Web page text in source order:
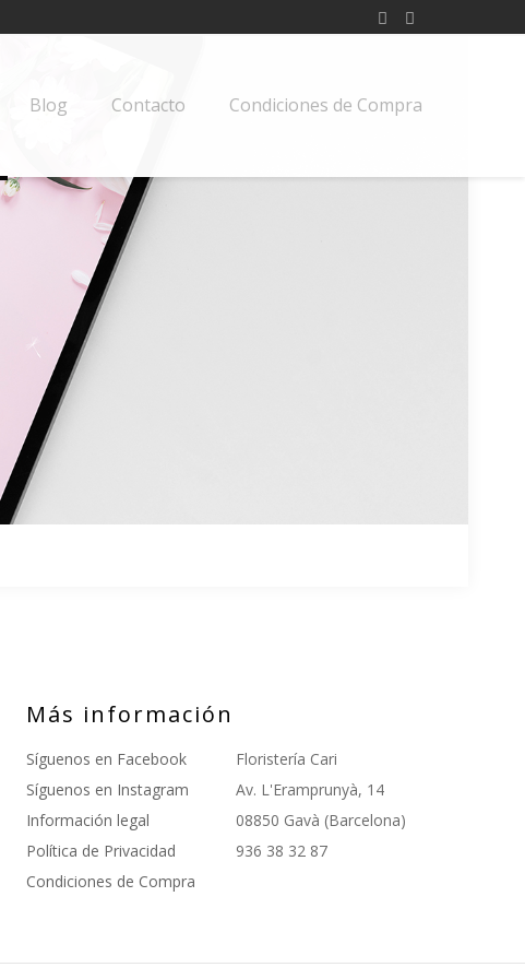
Blog Contacto Condiciones de Compra
Más información
Síguenos en Facebook
Síguenos en Instagram
Información legal
Política de Privacidad
Condiciones de Compra
Floristería Cari
Av. L'Eramprunyà, 14
08850 Gavà (Barcelona)
936 38 32 87